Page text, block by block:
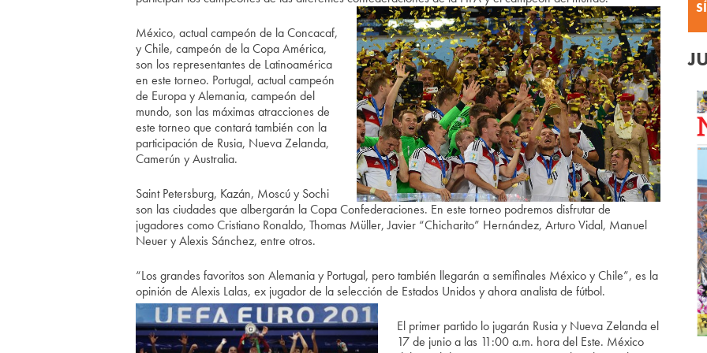
México, actual campeón de la Concacaf,
y Chile, campeón de la Copa América,
son los representantes de Latinoamérica
en este torneo. Portugal, actual campeón
de Europa y Alemania, campeón del
mundo, son las máximas atracciones de
este torneo que contará también con la
participación de Rusia, Nueva Zelanda,
Camerún y Australia.
Saint Petersburg, Kazán, Moscú y Sochi
son las ciudades que albergarán la Copa Confederaciones. En este torneo podremos disfrutar de
jugadores como Cristiano Ronaldo, Thomas Müller, Javier “Chicharito” Hernández, Arturo Vidal, Manuel
Neuer y Alexis Sánchez, entre otros.
“Los grandes favoritos son Alemania y Portugal, pero también llegarán a semifinales México y Chile”, es la
opinión de Alexis Lalas, ex jugador de la selección de Estados Unidos y ahora analista de fútbol.
El primer partido lo jugarán Rusia y Nueva Zelanda el
17 de junio a las 11:00 a.m. hora del Este. México